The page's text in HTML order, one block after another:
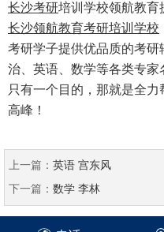
长沙考研培训学校领航教育
长沙领航教育考研培训学校
考研学子提供优品质的考研
治、英语、数学等各类专
只有一个目的，那就是全
高峰！
上一篇： 英语 宫东风
下一篇： 数学 李林